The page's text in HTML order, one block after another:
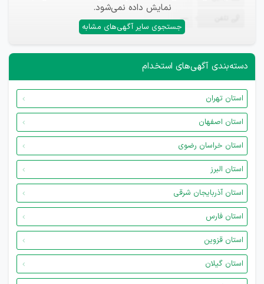
نمایش داده نمی‌شود.
جستجوی سایر آگهی‌های مشابه
—
دسته‌بندی آگهی‌های استخدام
استان تهران
استان اصفهان
استان خراسان رضوی
استان البرز
استان آذربایجان شرقی
استان فارس
استان قزوین
استان گیلان